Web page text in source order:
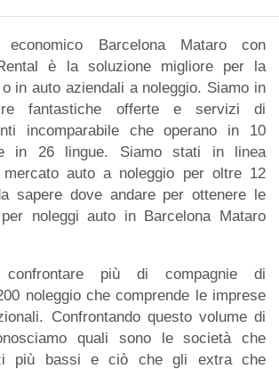
economico Barcelona Mataro con
è la soluzione migliore per la
in auto aziendali a noleggio. Siamo in
fantastiche offerte e servizi di
incomparabile che operano in 10
in 26 lingue. Siamo stati in linea
auto a noleggio per oltre 12
sapere dove andare per ottenere le
noleggi auto in Barcelona Mataro
confrontare più di compagnie di
noleggio che comprende le imprese
Confrontando questo volume di
quali sono le società che
più bassi e ciò che gli extra che